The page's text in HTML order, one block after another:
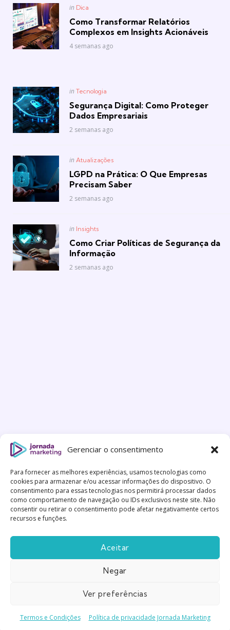
Gerenciar o consentimento
Para fornecer as melhores experiências, usamos tecnologias como
cookies para armazenar e/ou acessar informações do dispositivo. O
consentimento para essas tecnologias nos permitirá processar dados
como comportamento de navegação ou IDs exclusivos neste site. Não
consentir ou retirar o consentimento pode afetar negativamente certos
recursos e funções.
Aceitar
Negar
Ver preferências
Termos e Condições Política de privacidade Jornada Marketing
Posted
in Dica
Como Transformar Relatórios
Complexos em Insights Acionáveis
4 semanas ago
Posted
in Tecnologia
Segurança Digital: Como Proteger
Dados Empresariais
2 semanas ago
Posted
in Atualizações
LGPD na Prática: O Que Empresas
Precisam Saber
2 semanas ago
Posted
in Insights
Como Criar Políticas de Segurança da
Informação
2 semanas ago
Política de Privacidade